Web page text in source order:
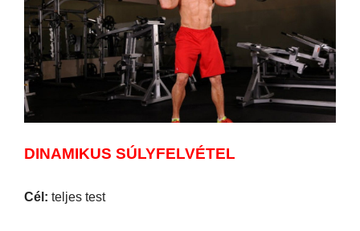
DINAMIKUS SÚLYFELVÉTEL
Cél: teljes test